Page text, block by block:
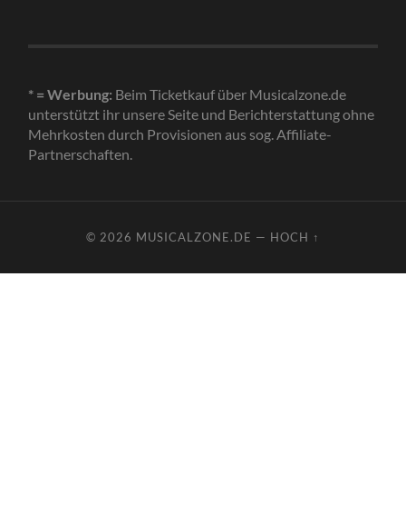
* = Werbung: Beim Ticketkauf über Musicalzone.de
unterstützt ihr unsere Seite und Berichterstattung ohne
Mehrkosten durch Provisionen aus sog. Affiliate-
Partnerschaften.
© 2026 MUSICALZONE.DE — HOCH ↑